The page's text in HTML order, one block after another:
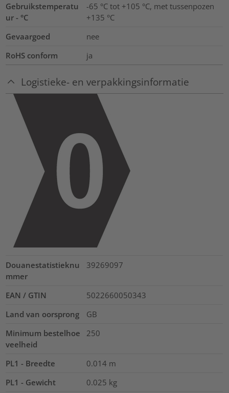
Gebruikstemperatu
ur - °C
-65 °C tot +105 °C, met tussenpozen
+135 °C
Gevaargoed
nee
RoHS conform
ja
Logistieke- en verpakkingsinformatie
Douanestatistieknu
mmer
39269097
EAN / GTIN
5022660050343
Land van oorsprong
GB
Minimum bestelhoe
veelheid
250
PL1 - Breedte 0.014 m
PL1 - Gewicht
0.025 kg